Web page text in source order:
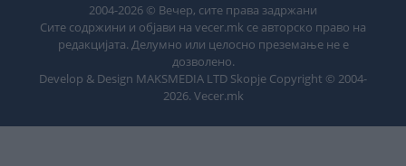
2004-2026 © Вечер, сите права задржани
Сите содржини и објави на vecer.mk се авторско право на
редакцијата. Делумно или целосно преземање не е
дозволено.
Develop & Design MAKSMEDIA LTD Skopje Copyright © 2004-
2026. Vecer.mk